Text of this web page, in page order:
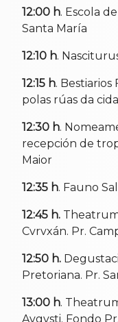
12:00 h. Escola
Santa María
12:10 h.
12:15 h. Bestiarios
polas rúas da
12:30 h.
recepción de
Maior
12:35 h. Fauno
12:45 h.
Cvrvxán. Pr.
12:50 h.
Pretoriana. Pr.
13:00 h.
Avgvsti. Fondo